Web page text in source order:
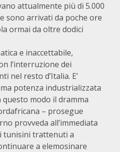
attualmente più di 5.000
sono arrivati da poche ore
ormai da oltre dodici
e inaccettabile,
l’interruzione dei
nel resto d’Italia. E’
potenza industrializzata
modo il dramma
– prosegue
provveda all’immediata
tunisini trattenuti a
a elemosinare